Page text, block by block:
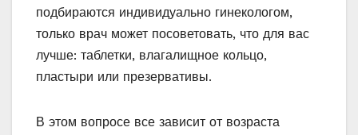
подбираются индивидуально гинекологом,
только врач может посоветовать, что для вас
лучше: таблетки, влагалищное кольцо,
пластыри или презервативы.
В этом вопросе все зависит от возраста